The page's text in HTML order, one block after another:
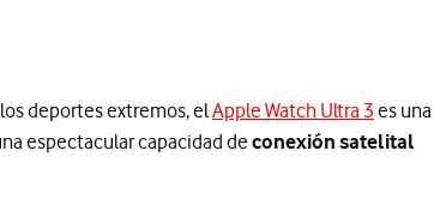
deportes extremos, elApple Watch Ultra 3 es una
espectacular capacidad de conexión satelital